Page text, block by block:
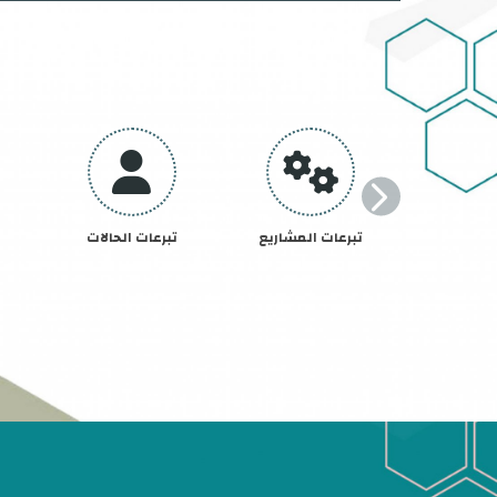
تبرعات المشاريع تبرعات الحالات